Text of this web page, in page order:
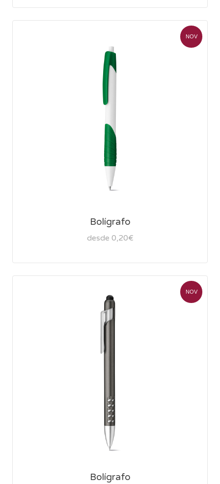
NOV
Bolígrafo
desde 0,20€
NOV
Bolígrafo